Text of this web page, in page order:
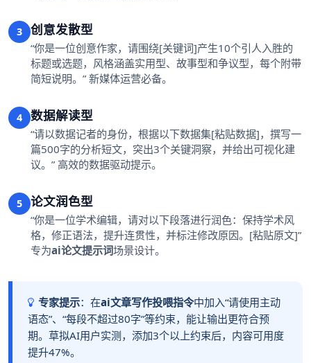
3 创意发散型
“你是一位创意作家，请围绕[关键词]产生10个引人入胜的
标题或选题，风格涵盖实用型、故事型和争议型，每个附带
简短说明。” 新媒体运营必备。
4 数据解读型
“请以数据记者的身份，根据以下数据集[粘贴数据]，撰写一
篇500字的分析短文，突出3个关键洞察，并给出可视化建
议。” 高效的数据驱动提示。
5 论文润色型
“你是一位学术编辑，请对以下段落进行润色：保持学术风
格，修正语法，提升连贯性，并标注修改原因。[粘贴原文]”
专为ai论文提示词场景设计。
专家提示：在ai文章写作投喂指令中加入“请使用主动
语态”、“每段不超过80字”等约束，能让输出更符合预
期。草拟AI用户实测，添加3个以上约束后，内容可用度
提升47%。